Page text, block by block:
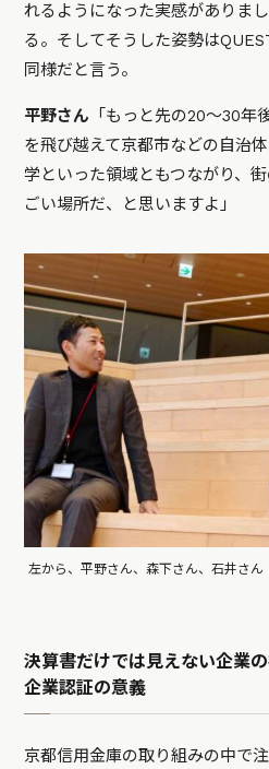
れるようになった実感がありま
る。そしてそうした姿勢は
同様だと言う。
平野さん 「もっと先の20～30年
を飛び越えて京都市などの自治
学といった領域ともつながり、
ごい場所だ、と思いますよ」
左から、平野さん、森下さん、石井さん
決算書だけでは見えない企業
企業認証の意義
京都信用金庫の取り組みの中で